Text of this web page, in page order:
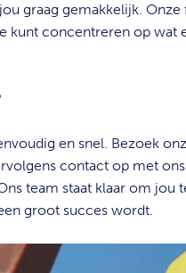
graag gemakkelijk.
kunt concentreren op wat
en snel. Bezoek
contact op met
team staat klaar om jou
groot succes wordt.